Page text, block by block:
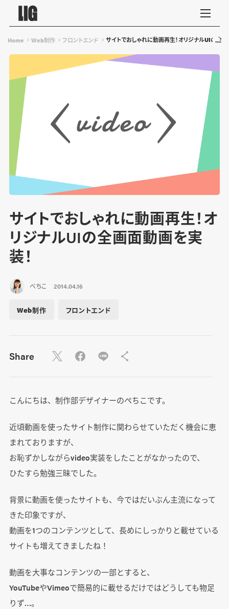
Home Web制作 フロントエンド サイトでおしゃれに動画再生！オリジナルUIの全
サイトでおしゃれに動画再生！オ
リジナルUIの全画面動画を実
装！
ぺちこ 2014.04.16
Web制作 フロントエンド
Share
こんにちは、制作部デザイナーのぺちこです。
近頃動画を使ったサイト制作に関わらせていただく機会に恵
まれておりますが、
お恥ずかしながらvideo実装をしたことがなかったので、
ひたすら勉強三昧でした。
背景に動画を使ったサイトも、今ではだいぶん主流になって
きた印象ですが、
動画を1つのコンテンツとして、長めにしっかりと載せている
サイトも増えてきましたね！
動画を大事なコンテンツの一部とすると、
YouTubeやVimeoで簡易的に載せるだけではどうしても物足
りず…。